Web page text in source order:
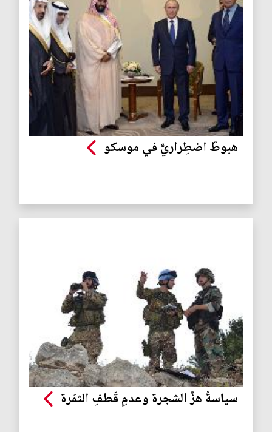
هبوطٌ اضطِراريٌّ في موسكو
سياسةُ هزِّ الشجرة وعدمِ قَطفِ الثمَرة